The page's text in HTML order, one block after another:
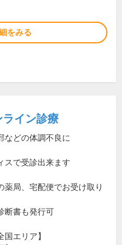
をみる
ライン診療
などの体調不良に
スで受診出来ます
薬局、宅配便でお受け取り
断書も発行可
国エリア】